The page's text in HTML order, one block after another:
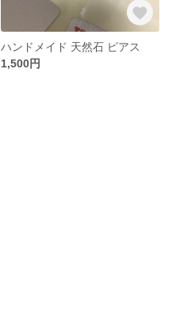
ハンドメイド 天然石 ピアス
1,500円